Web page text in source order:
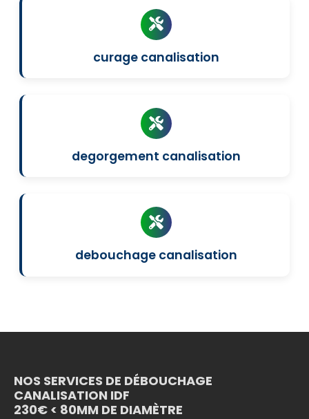
curage canalisation
degorgement canalisation
debouchage canalisation
NOS SERVICES DE DÉBOUCHAGE
CANALISATION IDF
230€ < 80MM DE DIAMÈTRE